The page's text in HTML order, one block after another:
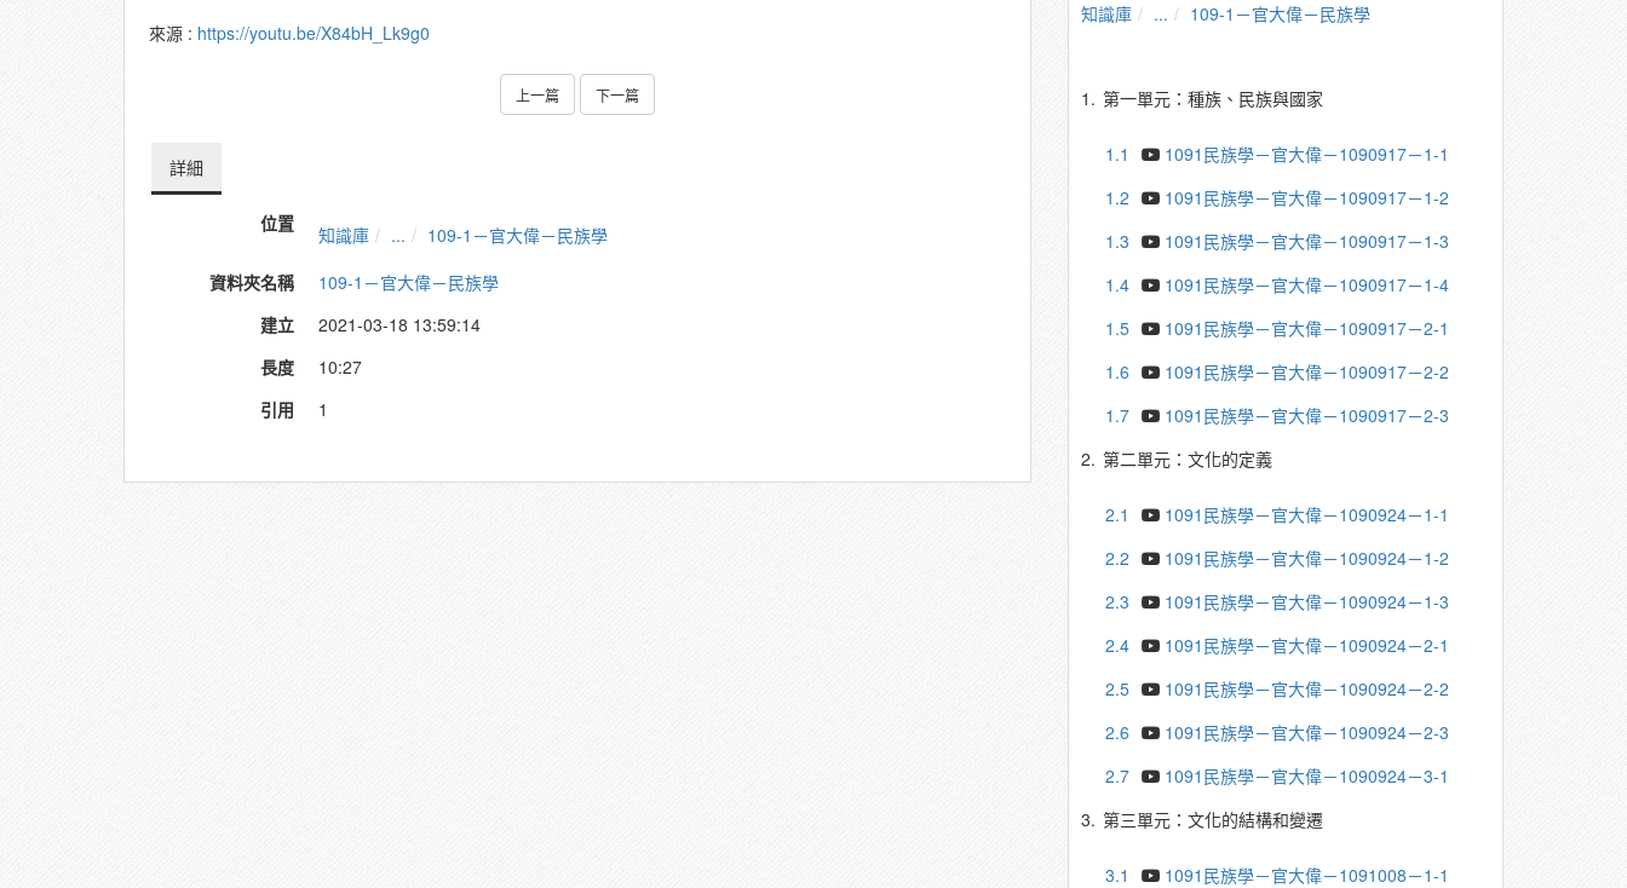
來源 : https://youtu.be/X84bH_Lk9g0
上一篇 下一篇
詳細
位置 知識庫 ...
109-1－官大偉－民族學
資料夾名稱
109-1－官大偉－民族學
建立
2021-03-18 13:59:14
長度
10:27
引用
1
知識庫 ... 109-1－官大偉－民族學
1. 第一單元：種族、民族與國家
1.1
1091民族學－官大偉－1090917－1-1
1.2
1091民族學－官大偉－1090917－1-2
1.3
1091民族學－官大偉－1090917－1-3
1.4
1091民族學－官大偉－1090917－1-4
1.5
1091民族學－官大偉－1090917－2-1
1.6
1091民族學－官大偉－1090917－2-2
1.7
1091民族學－官大偉－1090917－2-3
2. 第二單元：文化的定義
2.1
1091民族學－官大偉－1090924－1-1
2.2
1091民族學－官大偉－1090924－1-2
2.3
1091民族學－官大偉－1090924－1-3
2.4
1091民族學－官大偉－1090924－2-1
2.5
1091民族學－官大偉－1090924－2-2
2.6
1091民族學－官大偉－1090924－2-3
2.7
1091民族學－官大偉－1090924－3-1
3. 第三單元：文化的結構和變遷
3.1
1091民族學－官大偉－1091008－1-1